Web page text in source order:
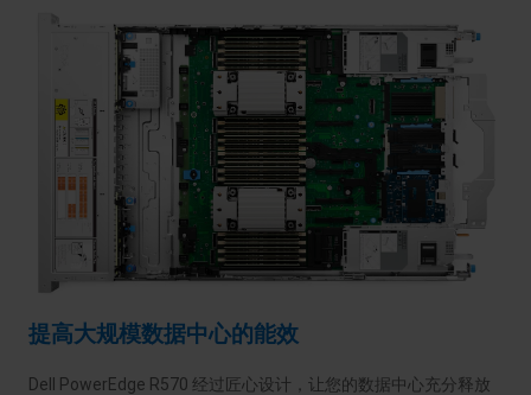
提高大规模数据中心的能效
Dell PowerEdge R570 经过匠心设计，让您的数据中心充分释放